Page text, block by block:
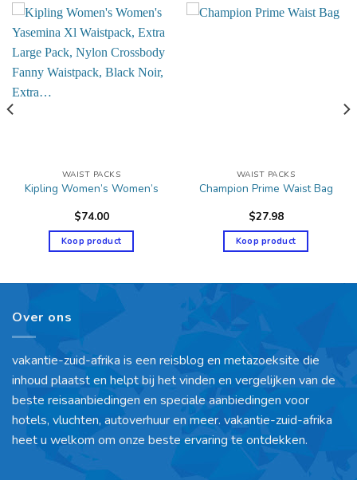
WAIST PACKS
Kipling Women’s Women’s
$74.00
Koop product
WAIST PACKS
Champion Prime Waist Bag
$27.98
Koop product
Over ons
vakantie-zuid-afrika is een reisblog en metazoeksite die
inhoud plaatst en helpt bij het vinden en vergelijken van de
beste reisaanbiedingen en speciale aanbiedingen voor
hotels, vluchten, autoverhuur en meer. vakantie-zuid-afrika
heet u welkom om onze beste ervaring te ontdekken.